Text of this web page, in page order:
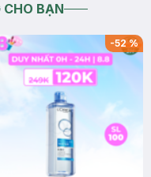
CHO BẠN
-52%